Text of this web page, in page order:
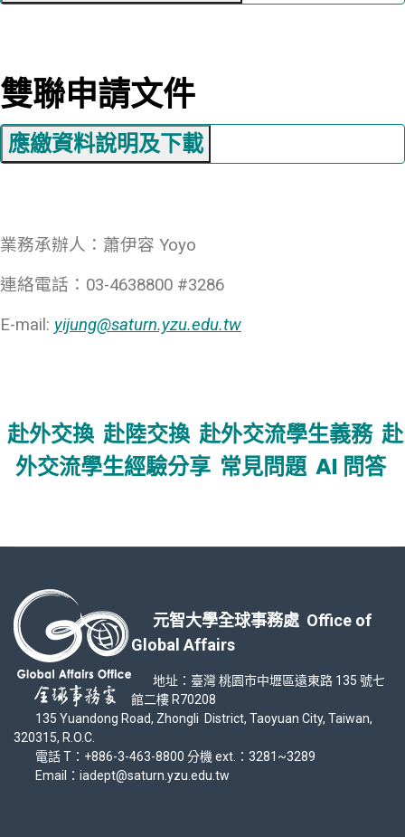
雙聯申請文件
應繳資料說明及下載
業務承辦人：蕭伊容 Yoyo
連絡電話：03-4638800 #3286
E-mail: yijung@saturn.yzu.edu.tw
赴外交換 赴陸交換 赴外交流學生義務 赴
外交流學生經驗分享 常見問題 AI 問答
元智大學全球事務處 Office of
Global Affairs
地址：臺灣 桃園市中壢區遠東路 135 號七
館二樓 R70208
135 Yuandong Road, Zhongli District, Taoyuan City, Taiwan,
320315, R.O.C.
電話 T：+886-3-463-8800 分機 ext.：3281~3289
Email：iadept@saturn.yzu.edu.tw